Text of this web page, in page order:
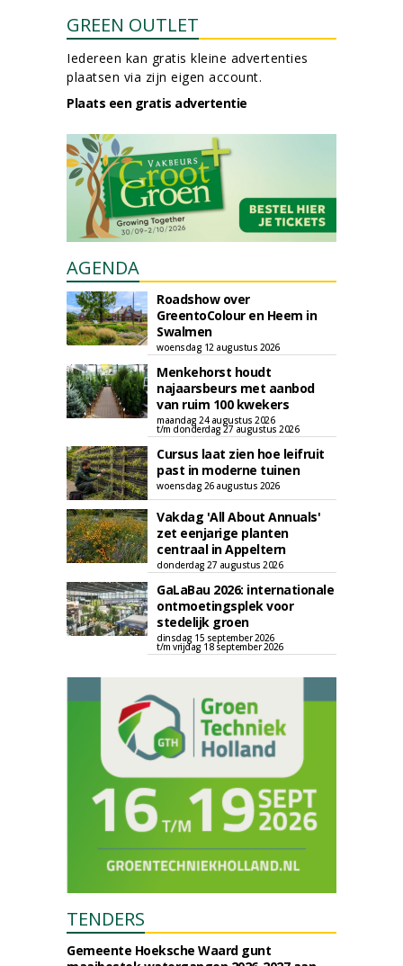
GREEN OUTLET
Iedereen kan gratis kleine advertenties
plaatsen via zijn eigen account.
Plaats een gratis advertentie
AGENDA
Roadshow over
GreentoColour en Heem in
Swalmen
woensdag 12 augustus 2026
Menkehorst houdt
najaarsbeurs met aanbod
van ruim 100 kwekers
maandag 24 augustus 2026
t/m donderdag 27 augustus 2026
Cursus laat zien hoe leifruit
past in moderne tuinen
woensdag 26 augustus 2026
Vakdag 'All About Annuals'
zet eenjarige planten
centraal in Appeltern
donderdag 27 augustus 2026
GaLaBau 2026: internationale
ontmoetingsplek voor
stedelijk groen
dinsdag 15 september 2026
t/m vrijdag 18 september 2026
TENDERS
Gemeente Hoeksche Waard gunt